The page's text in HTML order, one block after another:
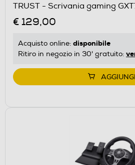
TRUST - Scrivania gaming
€ 129,00
Acquisto online: disponibile
Ritiro in negozio in 30' gratuito:
AGGIUNGI